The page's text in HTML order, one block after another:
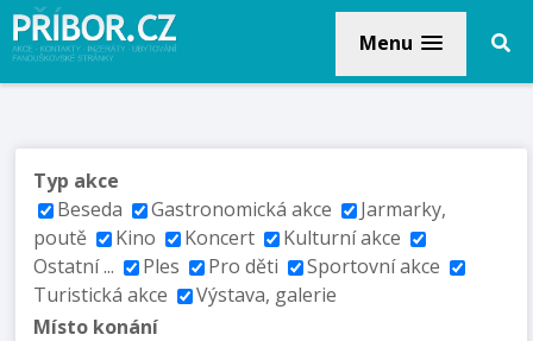
Menu
Typ akce
Beseda
Gastronomická akce
Jarmarky,
poutě
Kino Koncert
Kulturní akce
Ostatní ...
Ples Pro děti
Sportovní akce
Turistická akce
Výstava, galerie
Místo konání